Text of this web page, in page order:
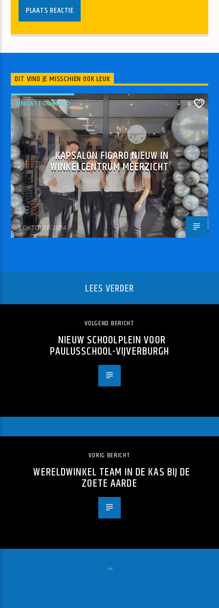
DIT VIND JE MISSCHIEN OOK LEUK
UNCATEGORIZED 0
KAPSALON FIGARO NIEUW IN
WINKELCENTRUM MEERZICHT
1 OKTOBER 2024
LEES VERDER
VOLGEND BERICHT
NIEUW SCHOOLPLEIN VOOR
PAULUSSCHOOL-VIJVERBURGH
VORIG BERICHT
WERELDWINKEL TEAM IN DE KAS BIJ DE
ZOETE AARDE